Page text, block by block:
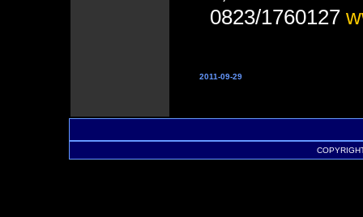
0823/1760127
2011-09-29